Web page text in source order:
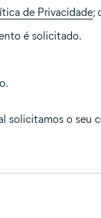
de Privacidade;
é solicitado.
solicitamos o seu